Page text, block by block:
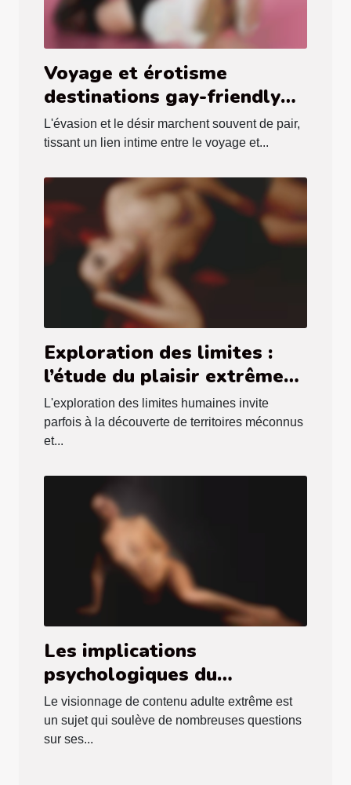
Voyage et érotisme
destinations gay-friendly
pour un séjour romantique
L'évasion et le désir marchent souvent de pair,
tissant un lien intime entre le voyage et...
Exploration des limites :
l’étude du plaisir extrême
dans le genre scatophile
L'exploration des limites humaines invite
parfois à la découverte de territoires méconnus
et...
Les implications
psychologiques du
visionnage de contenu
extrême sur les
plateformes adultes
Le visionnage de contenu adulte extrême est
un sujet qui soulève de nombreuses questions
sur ses...